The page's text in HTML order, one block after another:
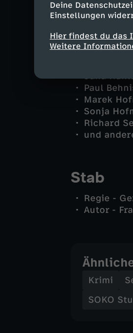
Deine
Einstellungen
Hier findest du das
Weitere
Michael
Jan
Benedikt
Karl
Jana
Paul
Marek
Sonja
Richard
und
Stab
Regie -
Autor -
Krimi
SOKO